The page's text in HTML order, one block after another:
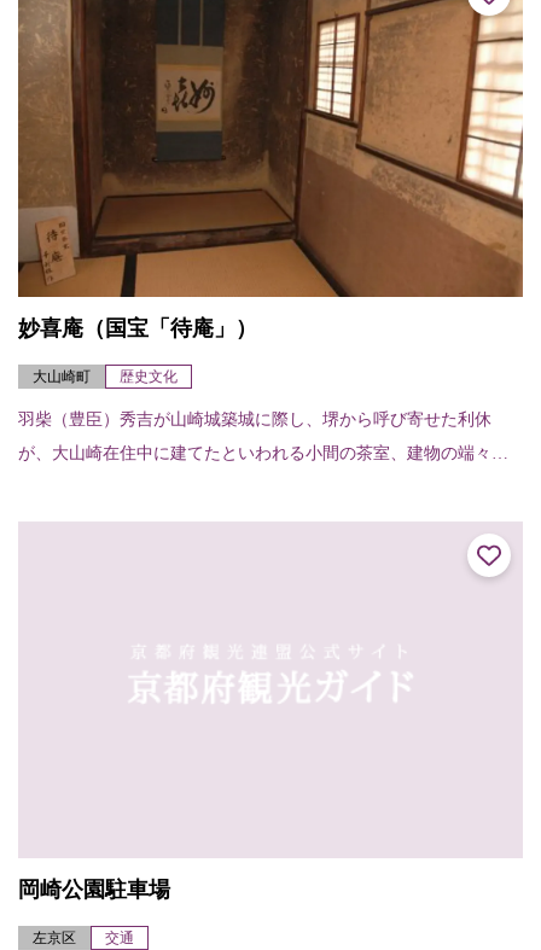
妙喜庵（国宝「待庵」）
大山崎町 歴史文化
羽柴（豊臣）秀吉が山崎城築城に際し、堺から呼び寄せた利休
が、大山崎在住中に建てたといわれる小間の茶室、建物の端々に
例のない地下窓をあけて...
岡崎公園駐車場
左京区 交通